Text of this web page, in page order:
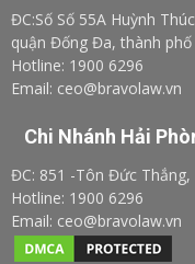
ĐC:Số Số 55A Huỳnh
quận Đống Đa, thành
Hotline: 1900 6296
Email: ceo@bravolaw.vn
Chi Nhánh Hải
ĐC: 851 -Tôn Đức
Hotline: 1900 6296
Email: ceo@bravolaw.vn